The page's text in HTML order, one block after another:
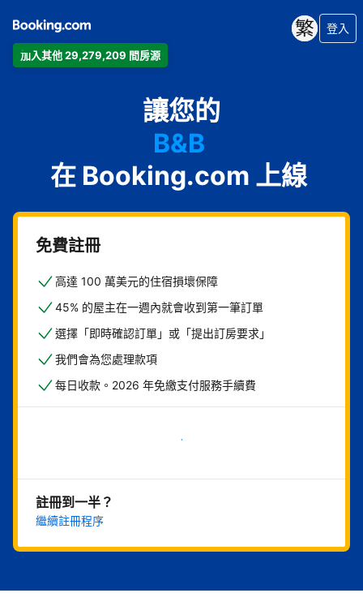
加入其他 29,279,209 間房源
登入
讓您的
飯店
度假住所
家庭旅館
B&B
在 Booking.com 上線
免費註冊
高達 100 萬美元的住宿損壞保障
45% 的屋主在一週內就會收到第一筆訂單
選擇「即時確認訂單」或「提出訂房要求」
我們會為您處理款項
每日收款。2026 年免繳支付服務手續費
現在就開始
註冊到一半？
繼續註冊程序